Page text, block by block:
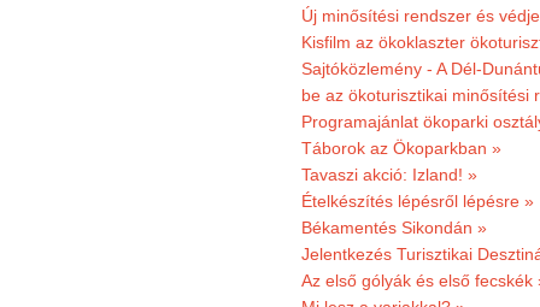
Új minősítési rendszer és
Kisfilm az ökoklaszter
Sajtóközlemény - A Dél-
be az ökoturisztikai minősítési
Programajánlat ökoparki
Táborok az Ökoparkban »
Tavaszi akció: Izland! »
Ételkészítés lépésről lépésre »
Békamentés Sikondán »
Jelentkezés Turisztikai
Az első gólyák és első fecskék